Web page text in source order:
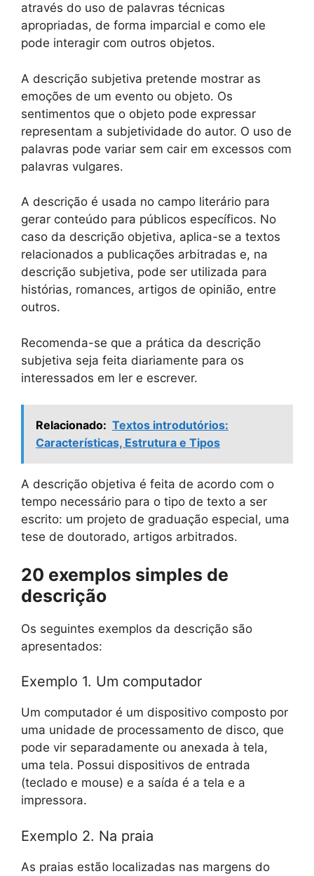
através do uso de palavras técnicas
apropriadas, de forma imparcial e como ele
pode interagir com outros objetos.
A descrição subjetiva pretende mostrar as
emoções de um evento ou objeto. Os
sentimentos que o objeto pode expressar
representam a subjetividade do autor. O uso de
palavras pode variar sem cair em excessos com
palavras vulgares.
A descrição é usada no campo literário para
gerar conteúdo para públicos específicos. No
caso da descrição objetiva, aplica-se a textos
relacionados a publicações arbitradas e, na
descrição subjetiva, pode ser utilizada para
histórias, romances, artigos de opinião, entre
outros.
Recomenda-se que a prática da descrição
subjetiva seja feita diariamente para os
interessados ​​em ler e escrever.
Relacionado: Textos introdutórios:
Características, Estrutura e Tipos
A descrição objetiva é feita de acordo com o
tempo necessário para o tipo de texto a ser
escrito: um projeto de graduação especial, uma
tese de doutorado, artigos arbitrados.
20 exemplos simples de
descrição
Os seguintes exemplos da descrição são
apresentados:
Exemplo 1. Um computador
Um computador é um dispositivo composto por
uma unidade de processamento de disco, que
pode vir separadamente ou anexada à tela,
uma tela. Possui dispositivos de entrada
(teclado e mouse) e a saída é a tela e a
impressora.
Exemplo 2. Na praia
As praias estão localizadas nas margens do